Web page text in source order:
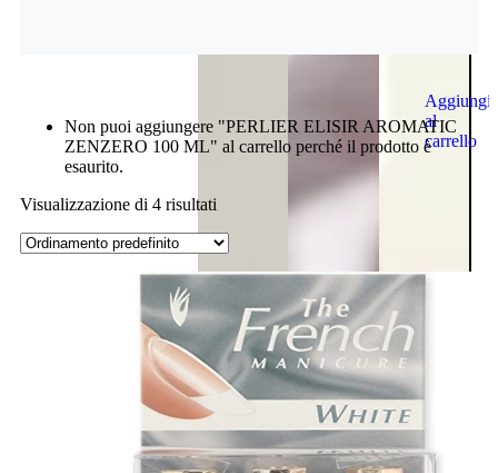
Aggiungi
al
carrello
Non puoi aggiungere "PERLIER ELISIR AROMATIC
ZENZERO 100 ML" al carrello perché il prodotto è
esaurito.
Visualizzazione di 4 risultati